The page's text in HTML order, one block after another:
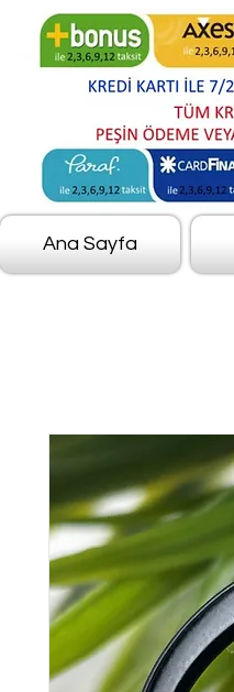
Ana Sayfa